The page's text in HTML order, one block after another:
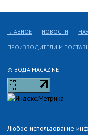
© ВОДА MAGAZINE
Любое использование
ГЛАВНОЕ НОВОСТИ
ПРОИЗВОДИТЕЛИ И